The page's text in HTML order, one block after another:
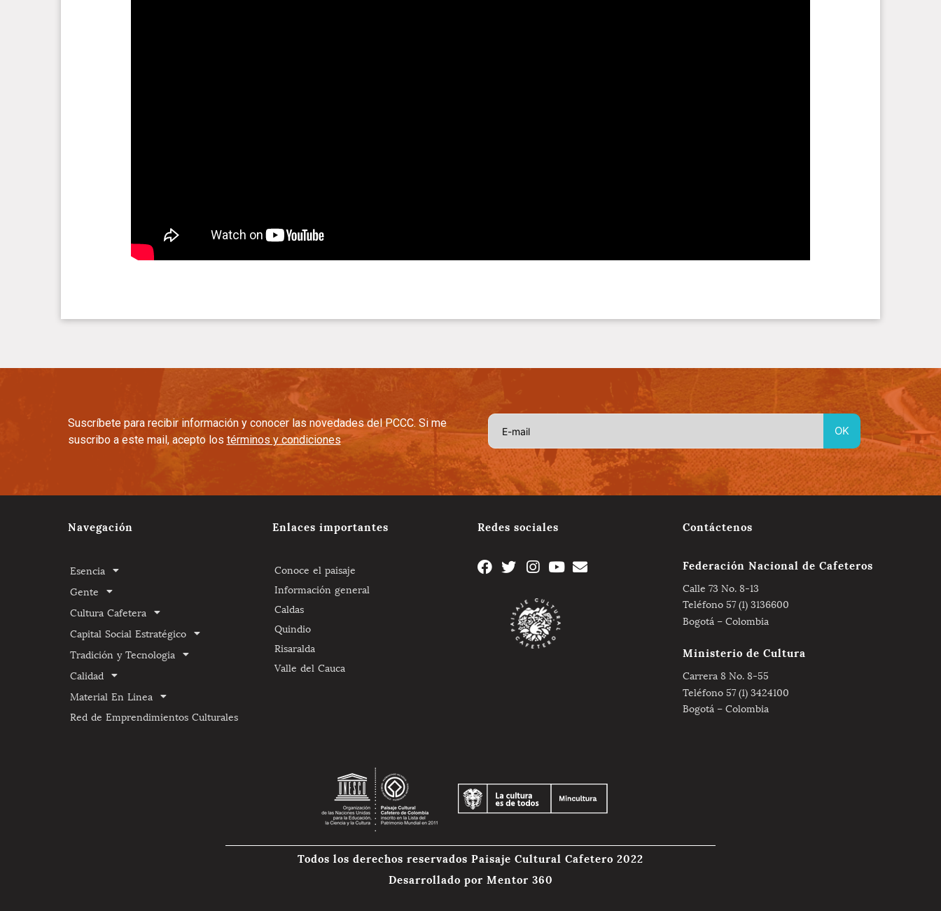
Suscríbete para recibir información y conocer las novedades del PCCC. Si me
suscribo a este mail, acepto los términos y condiciones
Navegación
Esencia
Gente
Cultura Cafetera
Capital Social Estratégico
Tradición y Tecnologia
Calidad
Material En Linea
Red de Emprendimientos Culturales
Enlaces importantes
Conoce el paisaje
Información general
Caldas
Quindio
Risaralda
Valle del Cauca
Redes sociales Contáctenos
Federación Nacional de Cafeteros
Calle 73 No. 8-13
Teléfono 57 (1) 3136600
Bogotá – Colombia
Ministerio de Cultura
Carrera 8 No. 8-55
Teléfono 57 (1) 3424100
Bogotá – Colombia
Todos los derechos reservados Paisaje Cultural Cafetero 2022
Desarrollado por Mentor 360